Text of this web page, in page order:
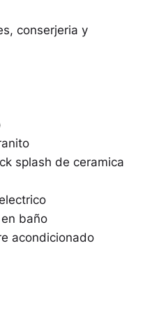
conserjeria y
splash de ceramica
baño
acondicionado